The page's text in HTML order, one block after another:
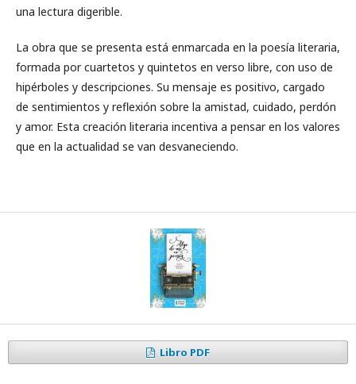
una lectura digerible.
La obra que se presenta está enmarcada en la poesía literaria,
formada por cuartetos y quintetos en verso libre, con uso de
hipérboles y descripciones. Su mensaje es positivo, cargado
de sentimientos y reflexión sobre la amistad, cuidado, perdón
y amor. Esta creación literaria incentiva a pensar en los valores
que en la actualidad se van desvaneciendo.
Libro PDF